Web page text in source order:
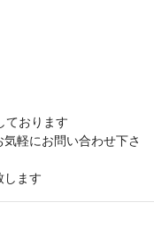
ております
軽にお問い合わせ下さ
します